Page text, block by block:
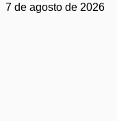
7 de agosto de 2026